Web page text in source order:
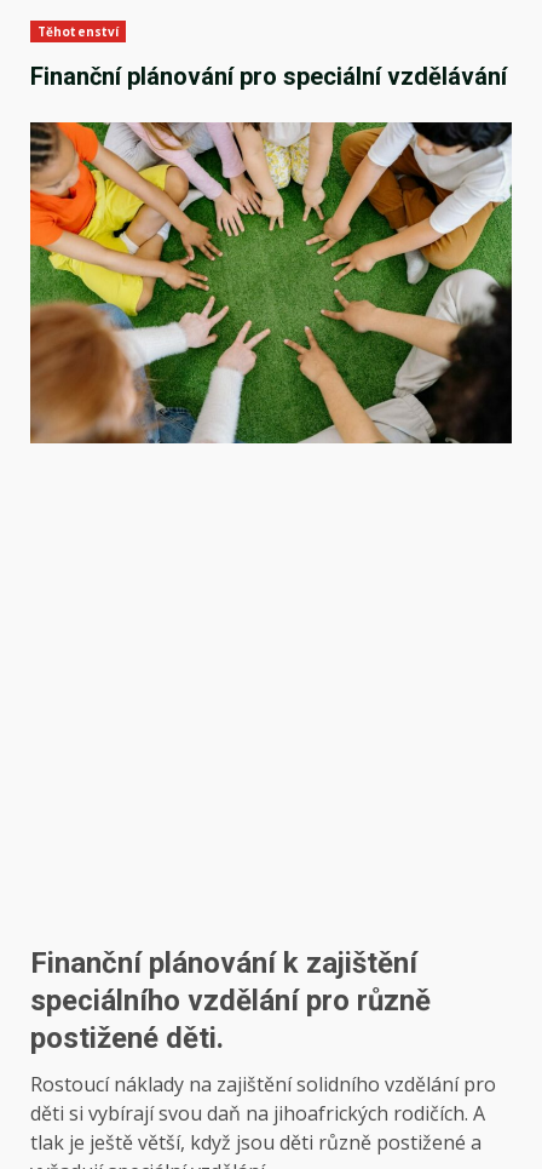
Těhotenství
Finanční plánování pro speciální vzdělávání
Finanční plánování k zajištění
speciálního vzdělání pro různě
postižené děti.
Rostoucí náklady na zajištění solidního vzdělání pro
děti si vybírají svou daň na jihoafrických rodičích. A
tlak je ještě větší, když jsou děti různě postižené a